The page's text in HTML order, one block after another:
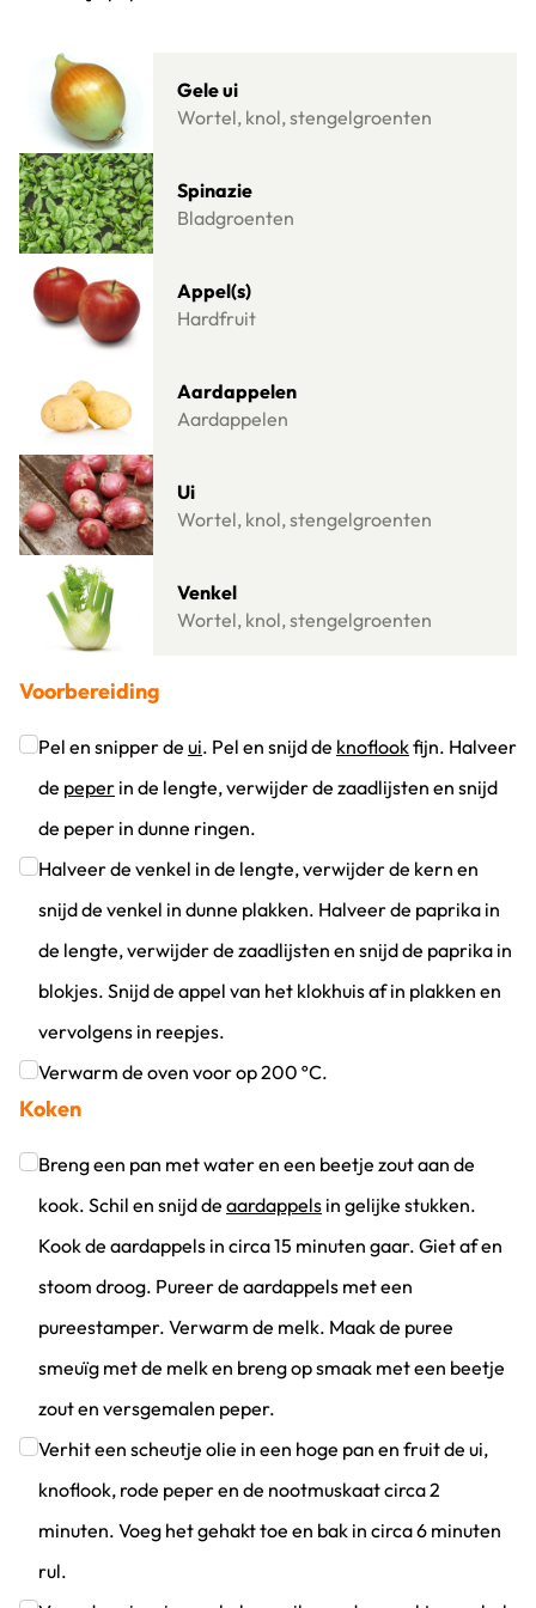
Gele ui
Wortel, knol, stengelgroenten
Lees meer over Gele ui
Spinazie
Bladgroenten
Lees meer over Spinazie
Appel(s)
Hardfruit
Lees meer over Appel(s)
Aardappelen
Aardappelen
Ui
Wortel, knol, stengelgroenten
Lees meer over Ui
Venkel
Wortel, knol, stengelgroenten
Lees meer over Venkel
Voorbereiding
Pel en snipper de ui. Pel en snijd de knoflookfijn. Halveer
de peper in de lengte, verwijder de zaadlijsten en snijd
de peper in dunne ringen.
Klik om dit selectievakje aan te vinken
Halveer de venkel in de lengte, verwijder de kern en
snijd de venkel in dunne plakken. Halveer de paprika in
de lengte, verwijder de zaadlijsten en snijd de paprika in
blokjes. Snijd de appel van het klokhuis af in plakken en
vervolgens in reepjes.
Klik om dit selectievakje aan te vinken
Verwarm de oven voor op 200 ºC.
Klik om dit selectievakje aan te vinken
Koken
Breng een pan met water en een beetje zout aan de
kook. Schil en snijd de aardappels in gelijke stukken.
Kook de aardappels in circa 15 minuten gaar. Giet af en
stoom droog. Pureer de aardappels met een
pureestamper. Verwarm de melk. Maak de puree
smeuïg met de melk en breng op smaak met een beetje
zout en versgemalen peper.
Klik om dit selectievakje aan te vinken
Verhit een scheutje olie in een hoge pan en fruit de ui,
knoflook, rode peper en de nootmuskaat circa 2
minuten. Voeg het gehakt toe en bak in circa 6 minuten
rul.